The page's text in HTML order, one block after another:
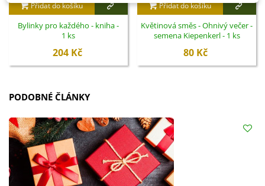
Přidat do košíku
Bylinky pro každého - kniha -
1 ks
204 Kč
Přidat do košíku
Květinová směs - Ohnivý večer -
semena Kiepenkerl - 1 ks
80 Kč
PODOBNÉ ČLÁNKY